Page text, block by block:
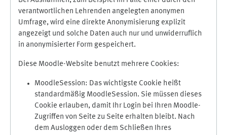
verantwortlichen Lehrenden angelegten anonymen
Umfrage, wird eine direkte Anonymisierung explizit
angezeigt und solche Daten auch nur und unwiderruflich
in anonymisierter Form gespeichert.
Diese Moodle-Website benutzt mehrere Cookies:
MoodleSession: Das wichtigste Cookie heißt
standardmäßig MoodleSession. Sie müssen dieses
Cookie erlauben, damit Ihr Login bei Ihren Moodle-
Zugriffen von Seite zu Seite erhalten bleibt. Nach
dem Ausloggen oder dem Schließen Ihres